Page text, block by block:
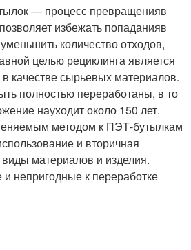
— процесс превращенияв
избежать попаданияв
количество отходов,
целью рециклинга является
качестве сырьевых материалов.
полностью переработаны, в то
науходит около 150 лет.
методом к ПЭТ-бутылкам
и вторичная
материалов и изделия.
непригодные к переработке